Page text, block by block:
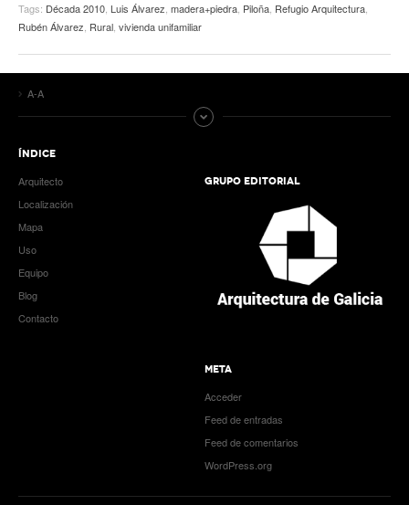
Tags: Década 2010 Luis Álvarez madera+piedra Piloña Refugio Arquitectura
Rubén Álvarez Rural vivienda unifamiliar
A-A
ÍNDICE
Arquitecto
Localización
Mapa
Uso
Equipo
Blog
Contacto
GRUPO EDITORIAL
META
Acceder
Feed de entradas
Feed de comentarios
WordPress.org